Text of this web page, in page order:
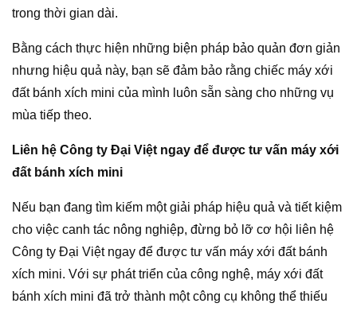
trong thời gian dài.
Bằng cách thực hiện những biện pháp bảo quản đơn giản
nhưng hiệu quả này, bạn sẽ đảm bảo rằng chiếc máy xới
đất bánh xích mini của mình luôn sẵn sàng cho những vụ
mùa tiếp theo.
Liên hệ Công ty Đại Việt ngay để được tư vấn máy xới
đất bánh xích mini
Nếu bạn đang tìm kiếm một giải pháp hiệu quả và tiết kiệm
cho việc canh tác nông nghiệp, đừng bỏ lỡ cơ hội liên hệ
Công ty Đại Việt ngay để được tư vấn máy xới đất bánh
xích mini. Với sự phát triển của công nghệ, máy xới đất
bánh xích mini đã trở thành một công cụ không thể thiếu